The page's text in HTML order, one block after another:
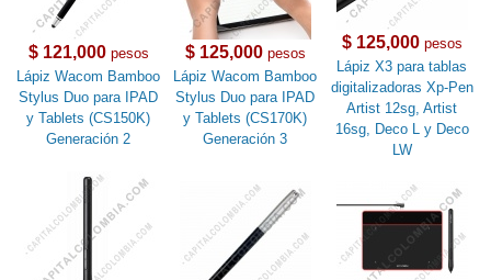
$ 121,000pesos
Lápiz Wacom Bamboo
Stylus Duo para IPAD
y Tablets (CS150K)
Generación 2
$ 125,000pesos
Lápiz Wacom Bamboo
Stylus Duo para IPAD
y Tablets (CS170K)
Generación 3
$ 125,000pesos
Lápiz X3 para tablas
digitalizadoras Xp-Pen
Artist 12sg, Artist
16sg, Deco L y Deco
LW